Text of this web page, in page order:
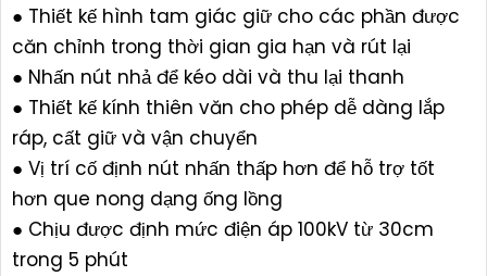
● Thiết kế hình tam giác giữ cho các phần được
căn chỉnh trong thời gian gia hạn và rút lại
● Nhấn nút nhả để kéo dài và thu lại thanh
● Thiết kế kính thiên văn cho phép dễ dàng lắp
ráp, cất giữ và vận chuyển
● Vị trí cố định nút nhấn thấp hơn để hỗ trợ tốt
hơn que nong dạng ống lồng
● Chịu được định mức điện áp 100kV từ 30cm
trong 5 phút